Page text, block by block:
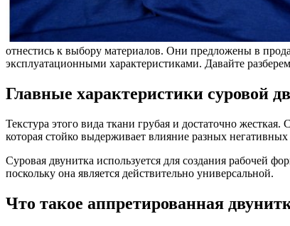
отнестись к выбору материалов. Они предложены в
эксплуатационными характеристиками. Давайте
Главные характеристики суровой
Текстура этого вида ткани грубая и достаточно
которая стойко выдерживает влияние разных
Суровая двунитка используется для создания рабочей
поскольку она является действительно универсальной.
Что такое аппретированная